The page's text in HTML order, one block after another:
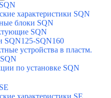
характеристики SQN
блоки SQN
SQN
SQN125-SQN160
устройства в пластм.
по установке SQN